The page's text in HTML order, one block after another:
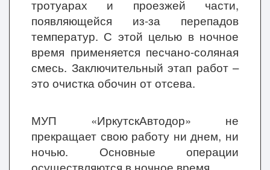
тротуарах и проезжей части,
появляющейся из-за перепадов
температур. С этой целью в ночное
время применяется песчано-соляная
смесь. Заключительный этап работ –
это очистка обочин от отсева.
МУП «ИркутскАвтодор» не
прекращает свою работу ни днем, ни
ночью. Основные операции